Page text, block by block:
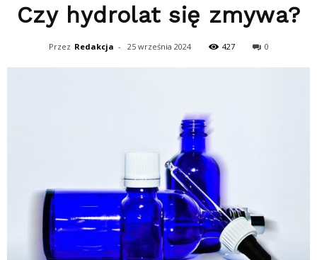
Czy hydrolat się zmywa?
Przez Redakcja - 25 września 2024 427 0